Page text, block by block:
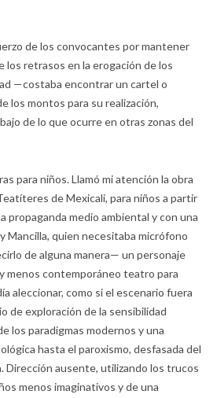
de los convocantes por mantener
los retrasos en la erogación de los
—costaba encontrar un cartel o
los montos para su realización,
de lo que ocurre en otras zonas del
para niños. Llamó mi atención la obra
de Mexicali, para niños a partir
propaganda medio ambiental y con una
Mancilla, quien necesitaba micrófono
de alguna manera— un personaje
menos contemporáneo teatro para
aleccionar, como si el escenario fuera
de exploración de la sensibilidad
los paradigmas modernos y una
hasta el paroxismo, desfasada del
Dirección ausente, utilizando los trucos
menos imaginativos y de una